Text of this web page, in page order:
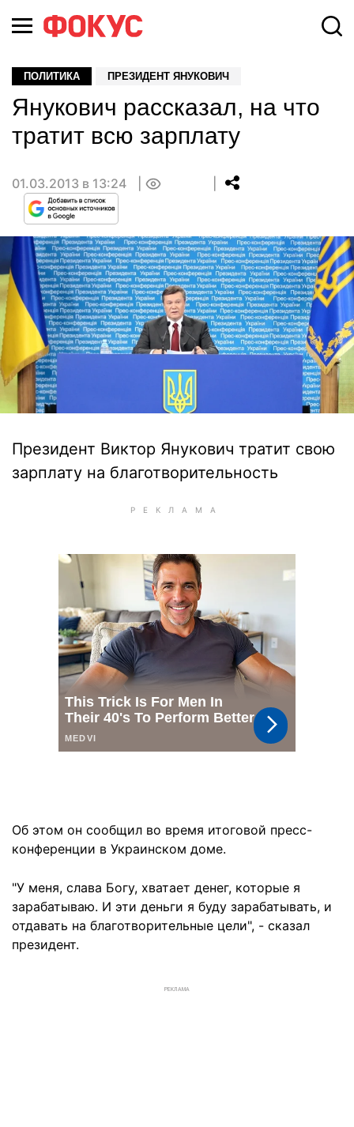
ПОЛИТИКА ПРЕЗИДЕНТ ЯНУКОВИЧ
Янукович рассказал, на что
тратит всю зарплату
01.03.2013 в 13:24
Президент Виктор Янукович тратит свою
зарплату на благотворительность
Об этом он сообщил во время итоговой пресс-
конференции в Украинском доме.
"У меня, слава Богу, хватает денег, которые я
зарабатываю. И эти деньги я буду зарабатывать, и
отдавать на благотворительные цели", - сказал
президент.
РЕКЛАМА